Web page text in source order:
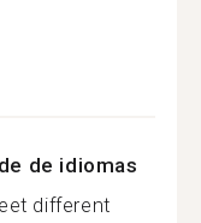
de idiomas
different